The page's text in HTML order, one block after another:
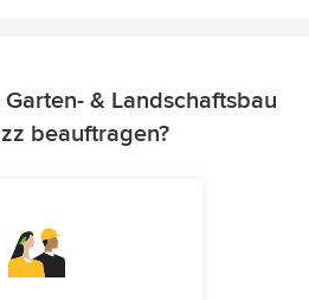
& Landschaftsbau
beauftragen?